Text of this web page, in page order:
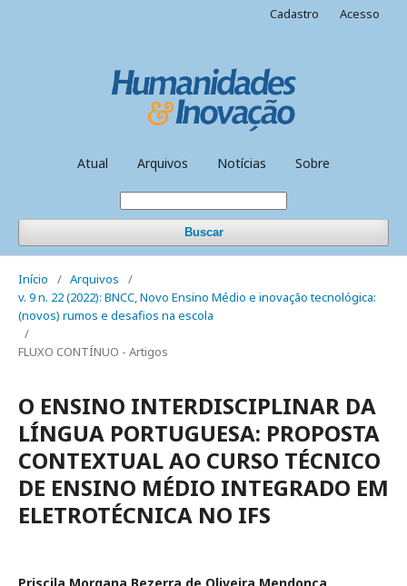
Atual Arquivos Notícias Sobre
Buscar
Cadastro Acesso
Início / Arquivos
/
v. 9 n. 22 (2022): BNCC, Novo Ensino Médio e inovação tecnológica:
(novos) rumos e desafios na escola
/
FLUXO CONTÍNUO - Artigos
O ENSINO INTERDISCIPLINAR DA
LÍNGUA PORTUGUESA: PROPOSTA
CONTEXTUAL AO CURSO TÉCNICO
DE ENSINO MÉDIO INTEGRADO EM
ELETROTÉCNICA NO IFS